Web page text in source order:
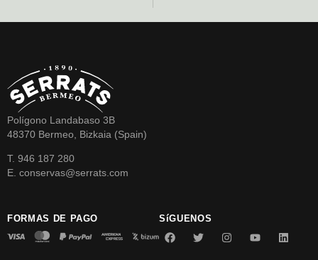
Polígono Landabaso 3B
48370 Bermeo, Bizkaia (Spain)
T. 946 187 280
E. conservas@serrats.com
FORMAS DE PAGO SíGUENOS